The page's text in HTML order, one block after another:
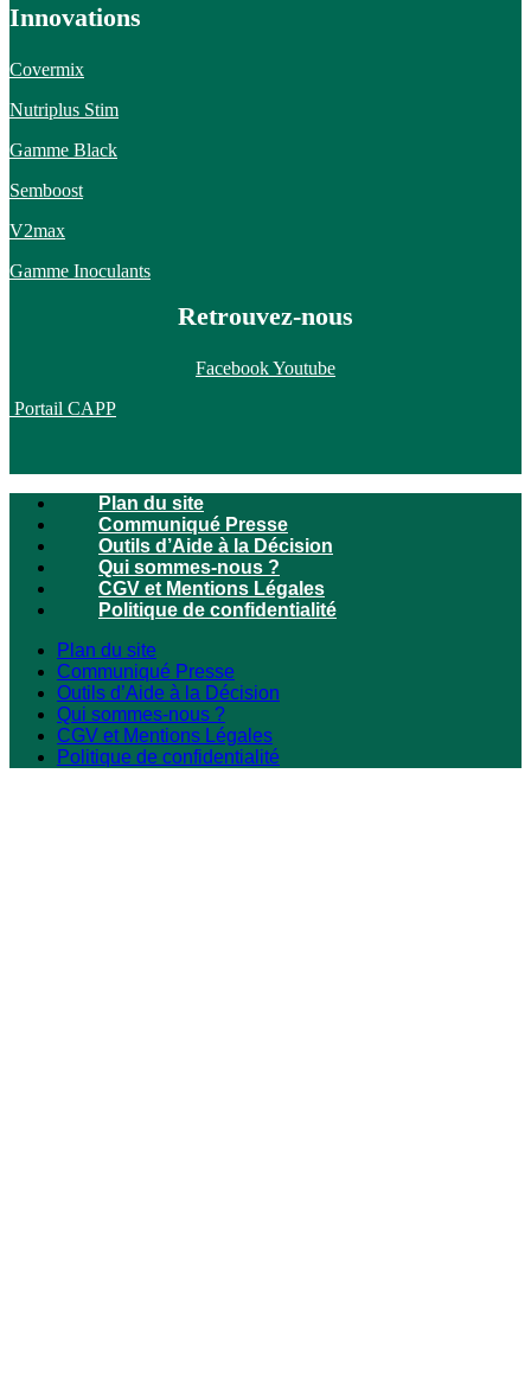
Innovations
Covermix
Nutriplus Stim
Gamme Black
Semboost
V2max
Gamme Inoculants
Retrouvez-nous
FacebookYoutube
Portail CAPP
Plan du site
Communiqué Presse
Outils d’Aide à la Décision
Qui sommes-nous ?
CGV et Mentions Légales
Politique de confidentialité
Plan du site
Communiqué Presse
Outils d’Aide à la Décision
Qui sommes-nous ?
CGV et Mentions Légales
Politique de confidentialité